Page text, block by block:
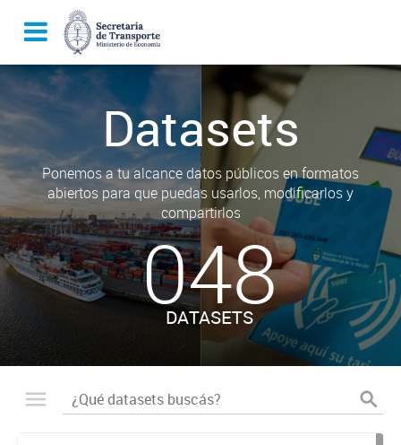
Datasets
Ponemos a tu alcance datos públicos en formatos
abiertos para que puedas usarlos, modificarlos y
compartirlos
048
DATASETS